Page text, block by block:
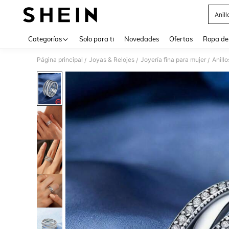
Categorías Solo para ti Novedades Ofertas Ropa
Página principal / Joyas & Relojes / Joyería fina para mujer /